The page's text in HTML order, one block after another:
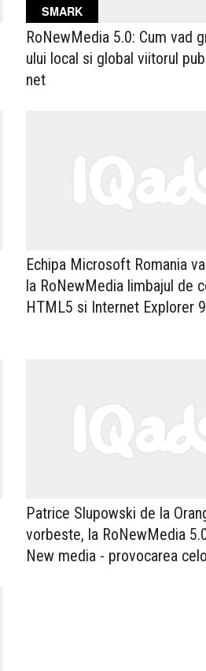
SMARK
RoNewMedia 5.0: Cum vad
ului local si global viitorul
net
Echipa Microsoft Romania
la RoNewMedia limbajul de
HTML5 si Internet Explorer 9
Patrice Slupowski de la
vorbeste, la RoNewMedia
New media - provocarea